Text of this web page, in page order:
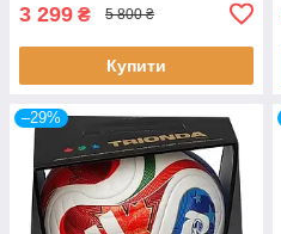
3 299 ₴ 5 800 ₴
Купити
–29%